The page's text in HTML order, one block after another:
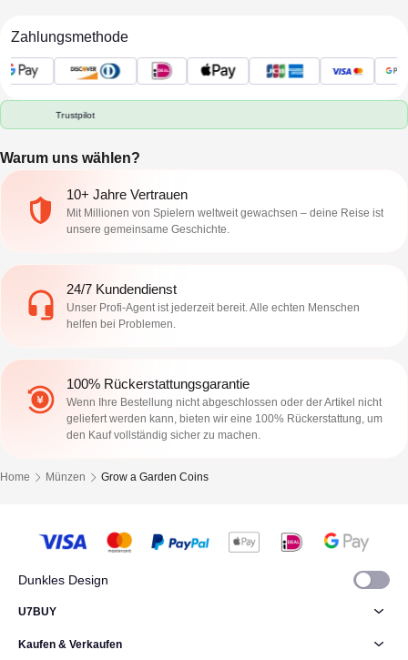
Wetterevent und Belohnungen.
Zahlungsmethode
Trustpilot
Warum uns wählen?
10+ Jahre Vertrauen
Mit Millionen von Spielern weltweit gewachsen – deine Reise ist
unsere gemeinsame Geschichte.
24/7 Kundendienst
Unser Profi-Agent ist jederzeit bereit. Alle echten Menschen
helfen bei Problemen.
100% Rückerstattungsgarantie
Wenn Ihre Bestellung nicht abgeschlossen oder der Artikel nicht
geliefert werden kann, bieten wir eine 100% Rückerstattung, um
den Kauf vollständig sicher zu machen.
Home Münzen Grow a Garden Coins
Dunkles Design
U7BUY
Kaufen & Verkaufen